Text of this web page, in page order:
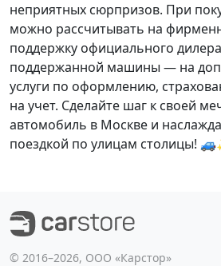
неприятных сюрпризов. При
можно рассчитывать на
поддержку официального
поддержанной машины — на
услуги по оформлению,
на учет. Сделайте шаг к своей
автомобиль в Москве и
поездкой по улицам столицы!
©️ 2016–2026, ООО «Карстор»